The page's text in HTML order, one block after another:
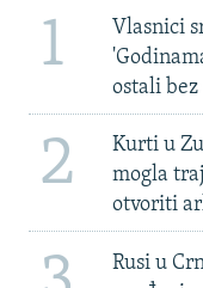
1
Vlasnici
ostali bez
2
Kurti u
mogla
otvoriti
Rusi u